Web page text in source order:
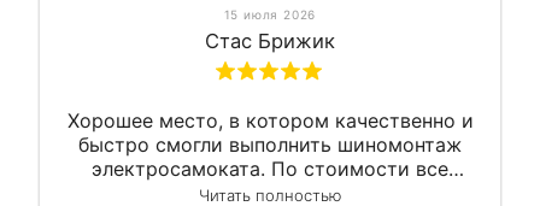
15 июля 2026
Стас Брижик
Хорошее место, в котором качественно и
быстро смогли выполнить шиномонтаж
электросамоката. По стоимости все
вышло вообще приемлемо хочу сказать.
Читать полностью